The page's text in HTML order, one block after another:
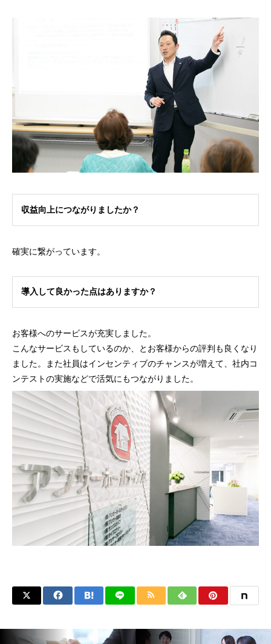
収益向上につながりましたか？
確実に繋がっています。
導入して良かった点はありますか？
お客様へのサービスが充実しました。
こんなサービスもしているのか、とお客様からの評判も良くなり
ました。また社員はインセンティブのチャンスが増えて、社内コ
ンテストの実施などで活気にもつながりました。